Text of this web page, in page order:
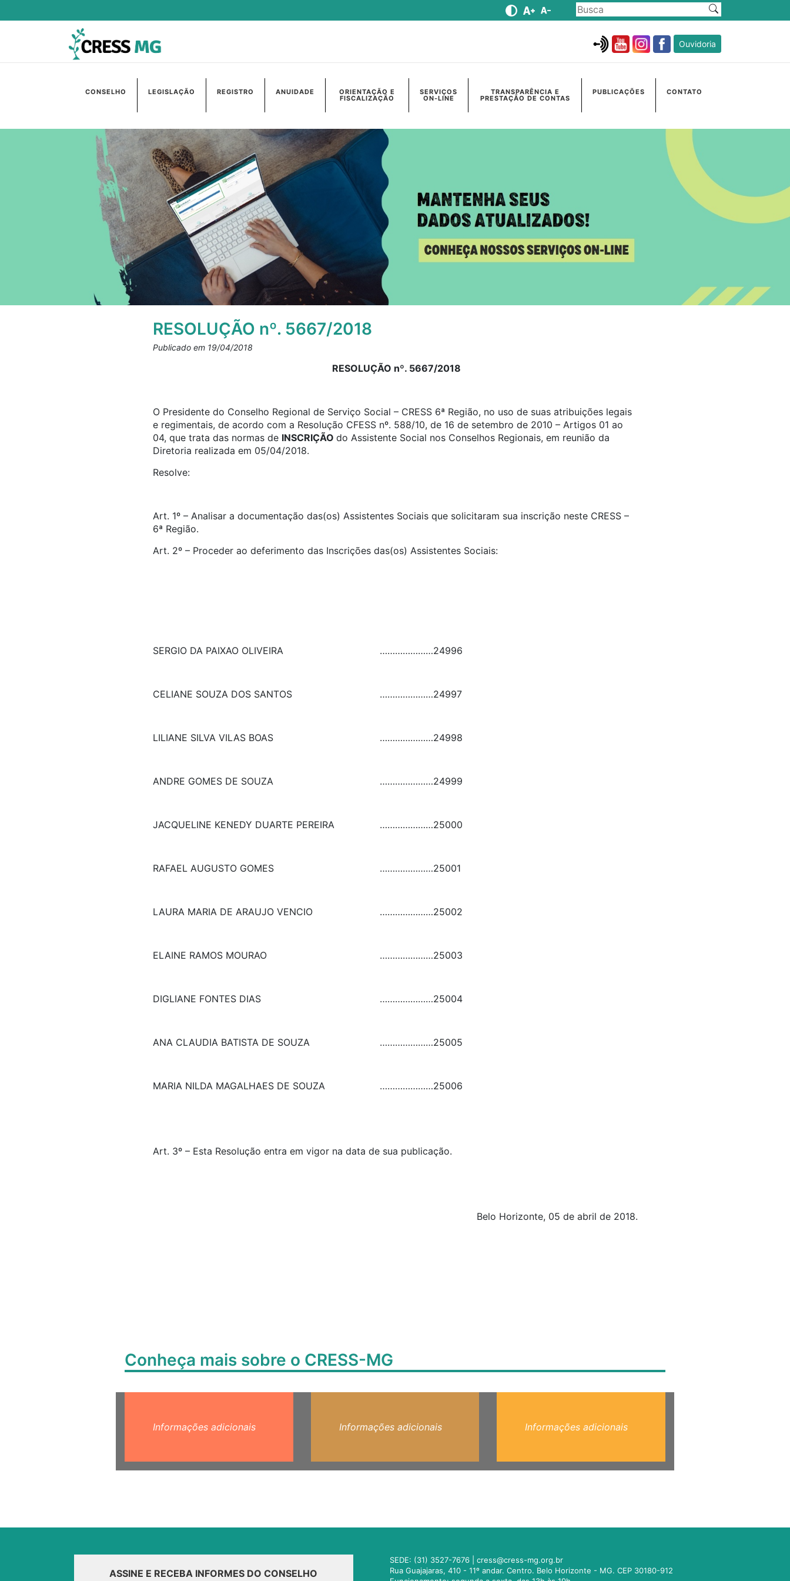
Ouvidoria
CONSELHO LEGISLAÇÃO REGISTRO ANUIDADE ORIENTAÇÃO E
FISCALIZAÇÃO
SERVIÇOS
ON-LINE
TRANSPARÊNCIA E
PRESTAÇÃO DE CONTAS
PUBLICAÇÕES CONTATO
RESOLUÇÃO nº. 5667/2018
Publicado em 19/04/2018
RESOLUÇÃO nº. 5667/2018
O Presidente do Conselho Regional de Serviço Social – CRESS 6ª Região, no uso de suas atribuições legais
e regimentais, de acordo com a Resolução CFESS nº. 588/10, de 16 de setembro de 2010 – Artigos 01 ao
04, que trata das normas de INSCRIÇÃO do Assistente Social nos Conselhos Regionais, em reunião da
Diretoria realizada em 05/04/2018.
Resolve:
Art. 1º – Analisar a documentação das(os) Assistentes Sociais que solicitaram sua inscrição neste CRESS –
6ª Região.
Art. 2º – Proceder ao deferimento das Inscrições das(os) Assistentes Sociais:
SERGIO DA PAIXAO OLIVEIRA …………………24996
CELIANE SOUZA DOS SANTOS …………………24997
LILIANE SILVA VILAS BOAS …………………24998
ANDRE GOMES DE SOUZA …………………24999
JACQUELINE KENEDY DUARTE PEREIRA …………………25000
RAFAEL AUGUSTO GOMES …………………25001
LAURA MARIA DE ARAUJO VENCIO …………………25002
ELAINE RAMOS MOURAO …………………25003
DIGLIANE FONTES DIAS …………………25004
ANA CLAUDIA BATISTA DE SOUZA …………………25005
MARIA NILDA MAGALHAES DE SOUZA …………………25006
Art. 3º – Esta Resolução entra em vigor na data de sua publicação.
Belo Horizonte, 05 de abril de 2018.
Conheça mais sobre o CRESS-MG
Informações adicionais Informações adicionais Informações adicionais
ASSINE E RECEBA INFORMES DO CONSELHO
SEDE: (31) 3527-7676 |cress@cress-mg.org.br
Rua Guajajaras, 410 - 11º andar. Centro. Belo Horizonte - MG. CEP 30180-912